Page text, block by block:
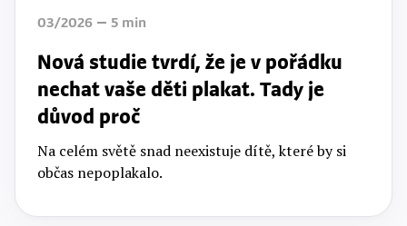
03/2026 5 min
Nová studie tvrdí, že je v pořádku
nechat vaše děti plakat. Tady je
důvod proč
Na celém světě snad neexistuje dítě, které by si
občas nepoplakalo.